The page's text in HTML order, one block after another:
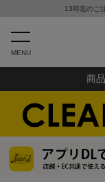
13時迄のご
MENU
商